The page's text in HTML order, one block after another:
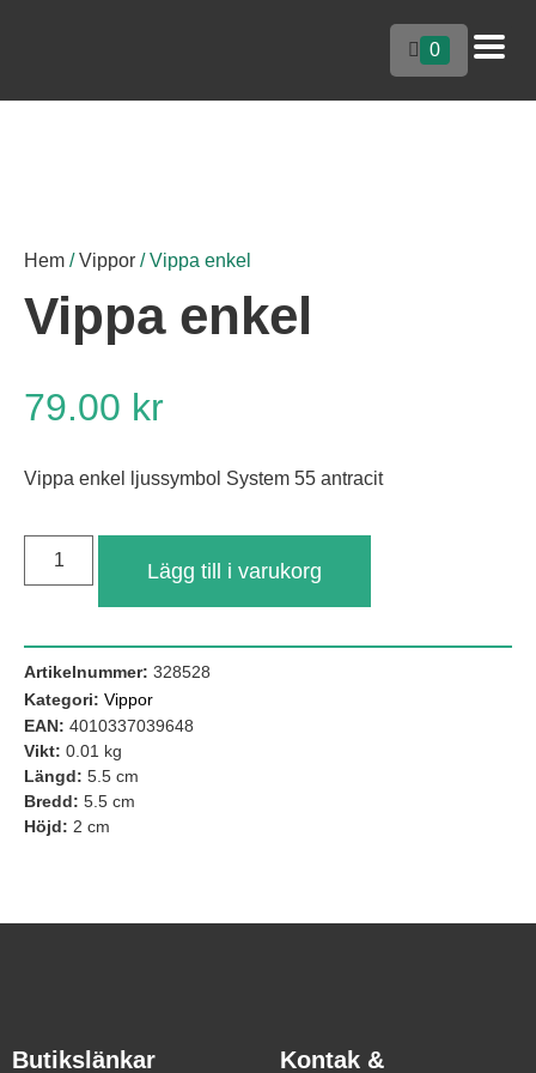
0
Hem /Vippor / Vippa enkel
Vippa enkel
79.00 kr
Vippa enkel ljussymbol System 55 antracit
Lägg till i varukorg
Artikelnummer: 328528
Kategori: Vippor
EAN: 4010337039648
Vikt: 0.01 kg
Längd: 5.5 cm
Bredd: 5.5 cm
Höjd: 2 cm
Butikslänkar
Kontak &
Nödvändiga
behövs för att